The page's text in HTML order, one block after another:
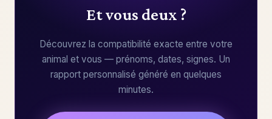
Et vous deux ?
Découvrez la compatibilité exacte entre votre
animal et vous — prénoms, dates, signes. Un
rapport personnalisé généré en quelques
minutes.